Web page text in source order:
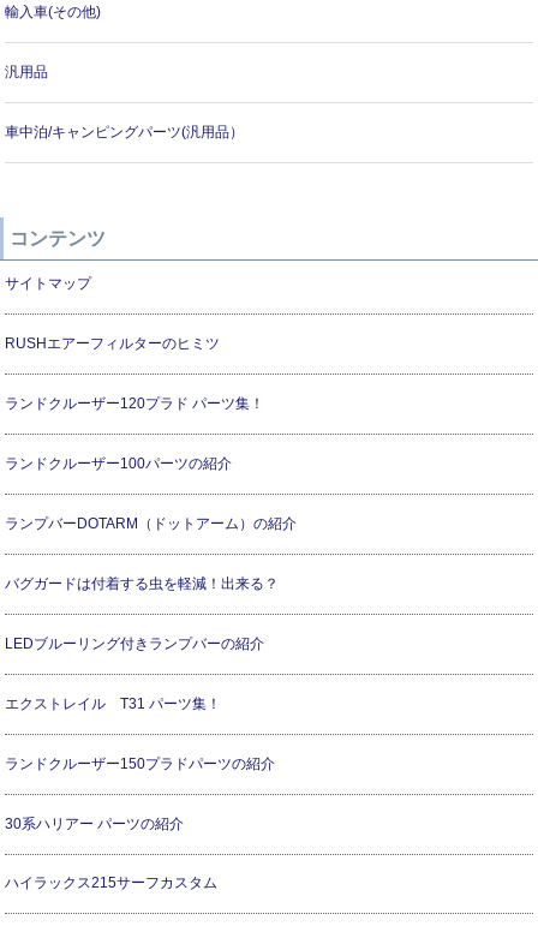
輸入車(その他)
汎用品
車中泊/キャンピングパーツ(汎用品）
コンテンツ
サイトマップ
RUSHエアーフィルターのヒミツ
ランドクルーザー120プラド パーツ集！
ランドクルーザー100パーツの紹介
ランプバーDOTARM（ドットアーム）の紹介
バグガードは付着する虫を軽減！出来る？
LEDブルーリング付きランプバーの紹介
エクストレイル T31 パーツ集！
ランドクルーザー150プラドパーツの紹介
30系ハリアー パーツの紹介
ハイラックス215サーフカスタム